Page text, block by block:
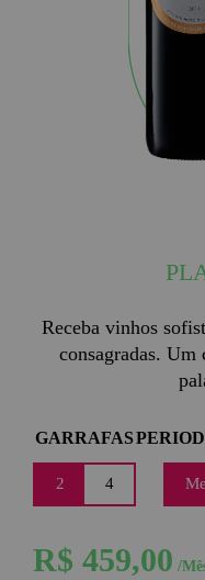
Receba vinhos
consagradas. Um
GARRAFAS
2 4
R$ 459,00 /